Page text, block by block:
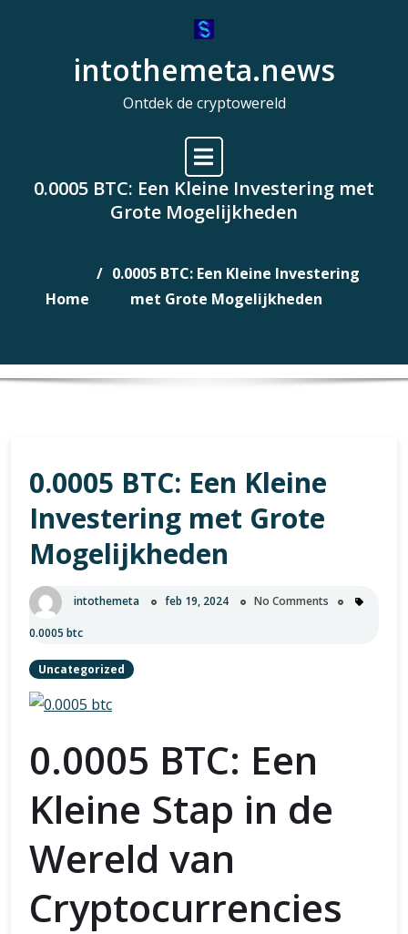
intothemeta.news
Ontdek de cryptowereld
0.0005 BTC: Een Kleine Investering met
Grote Mogelijkheden
Home
0.0005 BTC: Een Kleine Investering
met Grote Mogelijkheden
0.0005 BTC: Een Kleine
Investering met Grote
Mogelijkheden
intothemeta feb 19, 2024 No Comments
0.0005 btc
Uncategorized
0.0005 BTC: Een
Kleine Stap in de
Wereld van
Cryptocurrencies